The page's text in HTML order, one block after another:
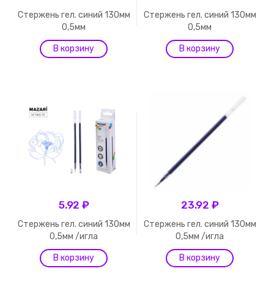
Стержень гел. синий 130мм
0,5мм
Стержень гел. синий 130мм
0,5мм
5.92 ₽
Стержень гел. синий 130мм
0,5мм /игла
23.92 ₽
Стержень гел. синий 130мм
0,5мм /игла